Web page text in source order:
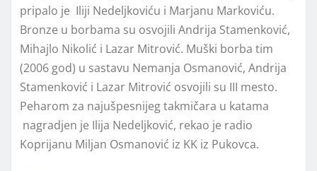
pripalo je Iliji Nedeljkoviću i Marjanu Markoviću.
Bronze u borbama su osvojili Andrija Stamenković,
Mihajlo Nikolić i Lazar Mitrović. Muški borba tim
(2006 god) u sastavu Nemanja Osmanović, Andrija
Stamenković i Lazar Mitrović osvojili su III mesto.
Peharom za najušpesnijeg takmičara u katama
nagradjen je Ilija Nedeljković, rekao je radio
Koprijanu Miljan Osmanović iz KK iz Pukovca.